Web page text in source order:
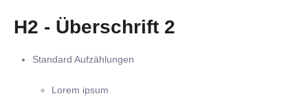
H2 - Überschrift 2
Standard Aufzählungen
Lorem ipsum